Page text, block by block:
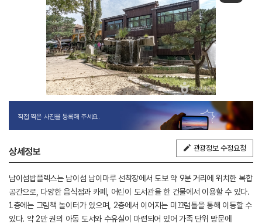
직접 찍은 사진을 등록해 주세요.
상세정보 관광정보 수정요청
남이섬밥플렉스는 남이섬 남이마루 선착장에서 도보 약 9분 거리에 위치한 복합
공간으로, 다양한 음식점과 카페, 어린이 도서관을 한 건물에서 이용할 수 있다.
1층에는 그림책 놀이터가 있으며, 2층에서 이어지는 미끄럼틀을 통해 이동할 수
있다. 약 2만 권의 아동 도서와 수유실이 마련되어 있어 가족 단위 방문에